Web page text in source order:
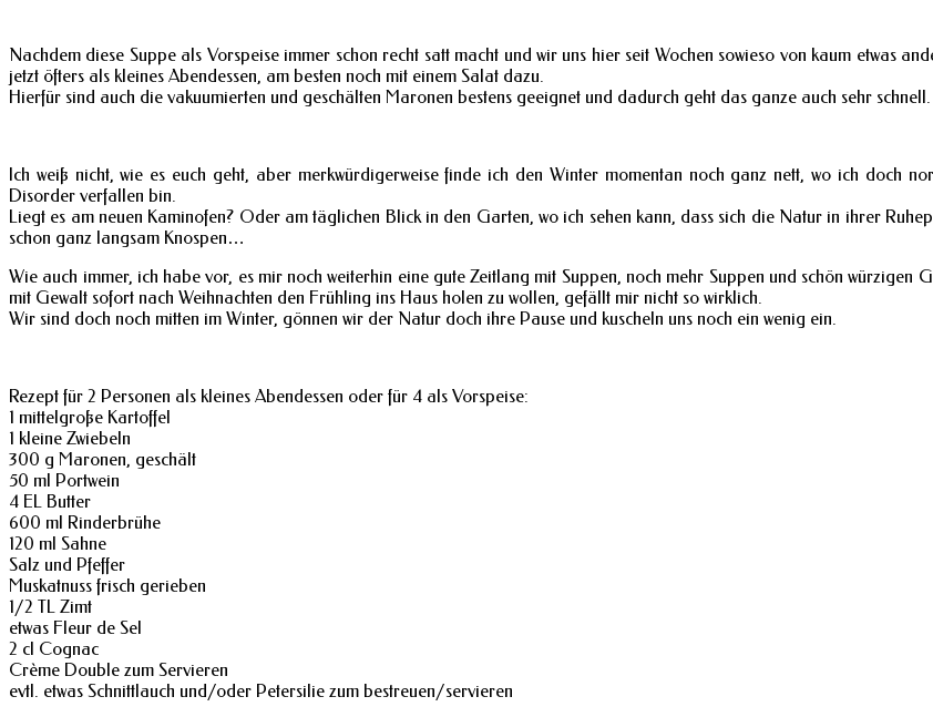
Nachdem diese Suppe als Vorspeise immer schon recht satt macht und wir uns hier seit Wochen sowieso von kaum etwas
jetzt öfters als kleines Abendessen, am besten noch mit einem Salat dazu.
Hierfür sind auch die vakuumierten und geschälten Maronen bestens geeignet und dadurch geht das ganze auch sehr
Ich weiß nicht, wie es euch geht, aber merkwürdigerweise finde ich den Winter momentan noch ganz nett, wo ich doch
Disorder verfallen bin.
Liegt es am neuen Kaminofen? Oder am täglichen Blick in den Garten, wo ich sehen kann, dass sich die Natur in ihrer
schon ganz langsam Knospen…
Wie auch immer, ich habe vor, es mir noch weiterhin eine gute Zeitlang mit Suppen, noch mehr Suppen und schön würzigen
mit Gewalt sofort nach Weihnachten den Frühling ins Haus holen zu wollen, gefällt mir nicht so wirklich.
Wir sind doch noch mitten im Winter, gönnen wir der Natur doch ihre Pause und kuscheln uns noch ein wenig ein.
Rezept für 2 Personen als kleines Abendessen oder für 4 als Vorspeise:
1 mittelgroße Kartoffel
1 kleine Zwiebeln
300 g Maronen, geschält
50 ml Portwein
4 EL Butter
600 ml Rinderbrühe
120 ml Sahne
Salz und Pfeffer
Muskatnuss frisch gerieben
1/2 TL Zimt
etwas Fleur de Sel
2 cl Cognac
Crème Double zum Servieren
evtl. etwas Schnittlauch und/oder Petersilie zum bestreuen/servieren